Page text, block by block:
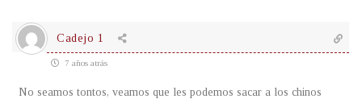
Cadejo 1
7 años atrás
No seamos tontos, veamos que les podemos sacar a los chinos